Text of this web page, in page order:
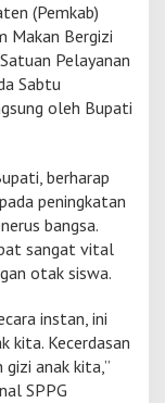
(Pemkab)
Makan Bergizi
Pelayanan
Sabtu
oleh Bupati
berharap
peningkatan
bangsa.
sangat vital
otak siswa.
instan, ini
kita. Kecerdasan
gizi anak kita,”
SPPG